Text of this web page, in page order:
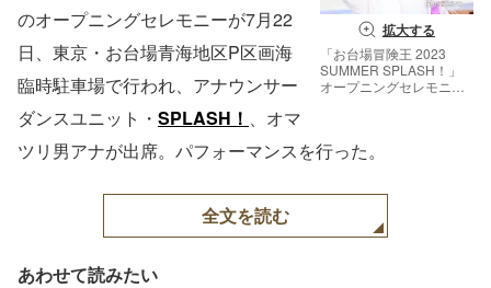
拡大する
「お台場冒険王 2023
SUMMER SPLASH！」
オープニングセレモニー
のオープニングセレモニーが7月22
日、東京・お台場青海地区P区画海
臨時駐車場で行われ、アナウンサー
ダンスユニット・ SPLASH！ 、オマ
ツリ男アナが出席。パフォーマンスを行った。
全文を読む
あわせて読みたい